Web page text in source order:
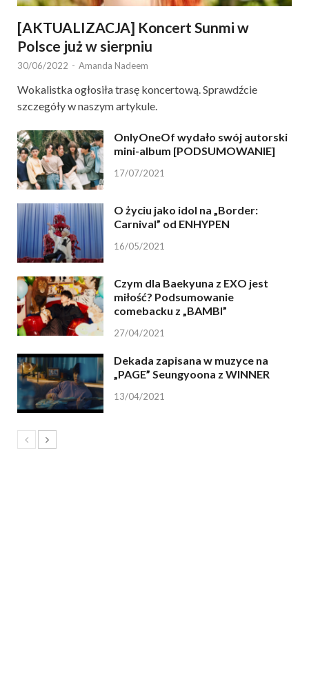
[AKTUALIZACJA] Koncert Sunmi w
Polsce już w sierpniu
30/06/2022 - Amanda Nadeem
Wokalistka ogłosiła trasę koncertową. Sprawdźcie
szczegóły w naszym artykule.
OnlyOneOf wydało swój autorski
mini-album [PODSUMOWANIE]
17/07/2021
O życiu jako idol na „Border:
Carnival” od ENHYPEN
16/05/2021
Czym dla Baekyuna z EXO jest
miłość? Podsumowanie
comebacku z „BAMBI”
27/04/2021
Dekada zapisana w muzyce na
„PAGE” Seungyoona z WINNER
13/04/2021